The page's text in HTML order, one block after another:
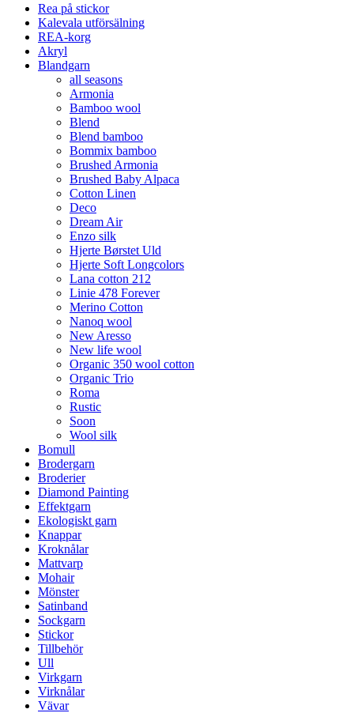
Rea på stickor
Kalevala utförsälning
REA-korg
Akryl
Blandgarn
all seasons
Armonia
Bamboo wool
Blend
Blend bamboo
Bommix bamboo
Brushed Armonia
Brushed Baby Alpaca
Cotton Linen
Deco
Dream Air
Enzo silk
Hjerte Børstet Uld
Hjerte Soft Longcolors
Lana cotton 212
Linie 478 Forever
Merino Cotton
Nanoq wool
New Aresso
New life wool
Organic 350 wool cotton
Organic Trio
Roma
Rustic
Soon
Wool silk
Bomull
Brodergarn
Broderier
Diamond Painting
Effektgarn
Ekologiskt garn
Knappar
Kroknålar
Mattvarp
Mohair
Mönster
Satinband
Sockgarn
Stickor
Tillbehör
Ull
Virkgarn
Virknålar
Vävar